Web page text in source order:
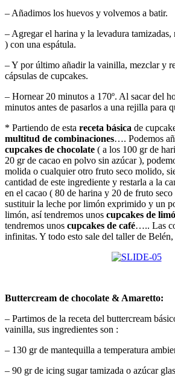
– Añadimos los huevos y volvemos a batir.
– Agregar el harina y la levadura
) con una espátula.
– Y por último añadir la vainilla, mezclar y
cápsulas de cupcakes.
– Hornear 20 minutos a 170º. Al sacar del
minutos antes de pasarlos a una rejilla para
* Partiendo de esta receta básica de
multitud de combinaciones…. Podemos
cupcakes de chocolate ( a los 100 gr de
20 gr de cacao en polvo sin azúcar ),
molida o cualquier otro fruto seco molido,
cantidad de este ingrediente y restarla a la
en el cacao ( 80 de harina y 20 de fruto
sustituir la leche por limón exprimido y un
limón, así tendremos unos cupcakes de
tendremos unos cupcakes de café….. Las
infinitas. Y todo esto sale del taller de
Buttercream de chocolate & Amaretto:
– Partimos de la receta del buttercream
vainilla, sus ingredientes son :
– 130 gr de mantequilla a temperatura
– 90 gr de icing sugar tamizada o azúcar